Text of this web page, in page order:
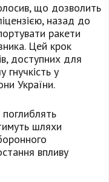
що дозволить
назад до
ракети
Цей крок
доступних для
у
України.
шляхи
впливу